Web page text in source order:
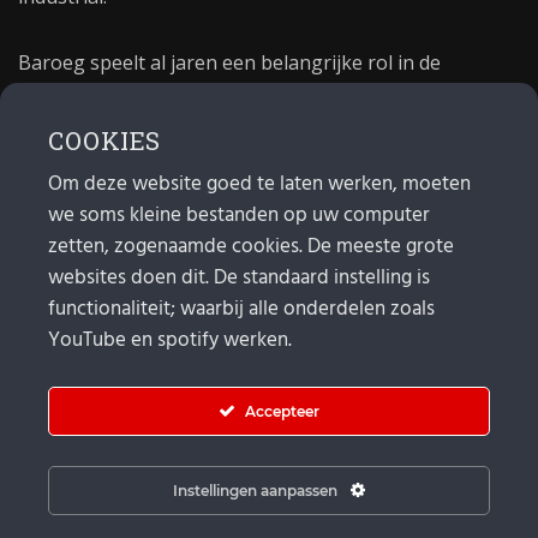
Baroeg speelt al jaren een belangrijke rol in de
poppodium 40 jaar.
MAIL
Algemeen: info@baroeg.nl
Bands & boeking: leon@baroeg.nl
Promotie & publiciteit: francis@baroeg.nl
COOKIES
Om deze website goed te laten werken, moeten
we soms kleine bestanden op uw computer
zetten, zogenaamde cookies. De meeste grote
websites doen dit. De standaard instelling is
functionaliteit; waarbij alle onderdelen zoals
YouTube en spotify werken.
Accepteer
Instellingen aanpassen